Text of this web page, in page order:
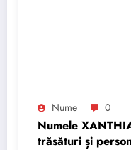
Nume 0
Numele
trăsături și